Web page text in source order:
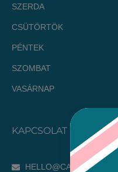
SZERDA
CSÜTÖRTÖK
PÉNTEK
SZOMBAT
VASÁRNAP
KAPCSOLAT